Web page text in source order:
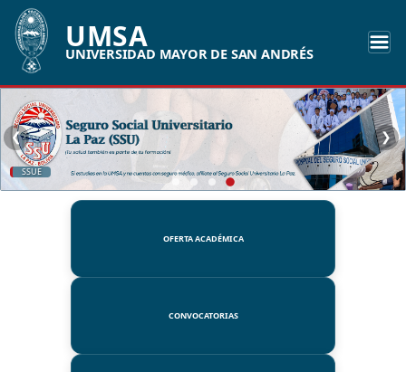
UMSA
UNIVERSIDAD MAYOR DE SAN ANDRÉS
SSUE
❮ ❯
OFERTA ACADÉMICA
CONVOCATORIAS